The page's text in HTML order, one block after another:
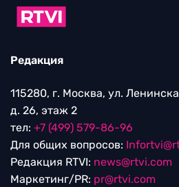
Редакция
115280, г. Москва, ул.
д. 26, этаж 2
тел: +7 (499) 579-86-96
Для общих вопросов:
Редакция RTVI: news@rtvi.com
Маркетинг/PR: pr@rtvi.com